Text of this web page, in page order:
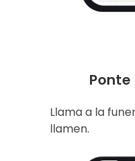
Llama a la
llamen.